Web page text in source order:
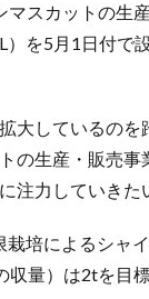
マスカットの生
）を5月1日付で
大しているの
の生産・販売
注力していきた
栽培によるシャ
収量）は2tを目